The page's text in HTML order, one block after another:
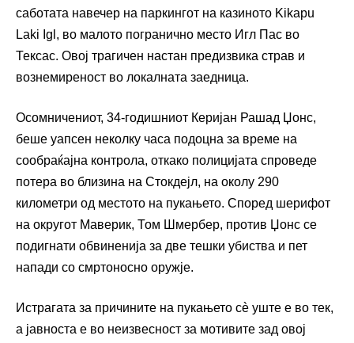
саботата навечер на паркингот на казиното Kikapu
Laki Igl, во малото погранично место Игл Пас во
Тексас. Овој трагичен настан предизвика страв и
вознемиреност во локалната заедница.
Осомничениот, 34-годишниот Керијан Рашад Џонс,
беше уапсен неколку часа подоцна за време на
сообраќајна контрола, откако полицијата спроведе
потера во близина на Стокдејл, на околу 290
километри од местото на пукањето. Според шерифот
на округот Маверик, Том Шмербер, против Џонс се
подигнати обвиненија за две тешки убиства и пет
напади со смртоносно оружје.
Истрагата за причините на пукањето сè уште е во тек,
а јавноста е во неизвесност за мотивите зад овој